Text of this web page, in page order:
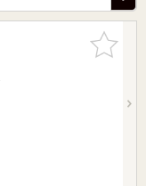
お気に入
りに追加